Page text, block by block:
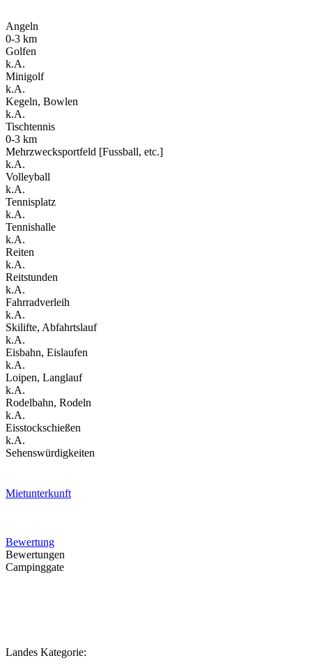
Angeln
0-3 km
Golfen
k.A.
Minigolf
k.A.
Kegeln, Bowlen
k.A.
Tischtennis
0-3 km
Mehrzwecksportfeld [Fussball, etc.]
k.A.
Volleyball
k.A.
Tennisplatz
k.A.
Tennishalle
k.A.
Reiten
k.A.
Reitstunden
k.A.
Fahrradverleih
k.A.
Skilifte, Abfahrtslauf
k.A.
Eisbahn, Eislaufen
k.A.
Loipen, Langlauf
k.A.
Rodelbahn, Rodeln
k.A.
Eisstockschießen
k.A.
Sehenswürdigkeiten
Mietunterkunft
Bewertung
Bewertungen
Campinggate
Landes Kategorie: